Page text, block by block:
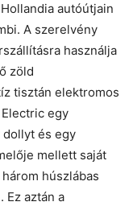
autóútjain
A szerelvény
használja
zöld
tisztán elektromos
egy
dollyt és egy
mellett saját
húszlábas
aztán a